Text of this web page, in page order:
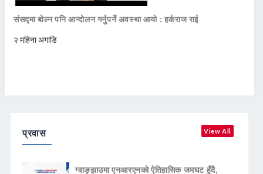
संसद्मा बोल्न पनि आन्दोलन गर्नुपर्ने अवस्था आयो : हर्कराज राई
२ महिना अगाडि
प्रवास View All
ग्वाङ्झाउमा एनआरएनको ऐतिहासिक जमघट हुँदै,